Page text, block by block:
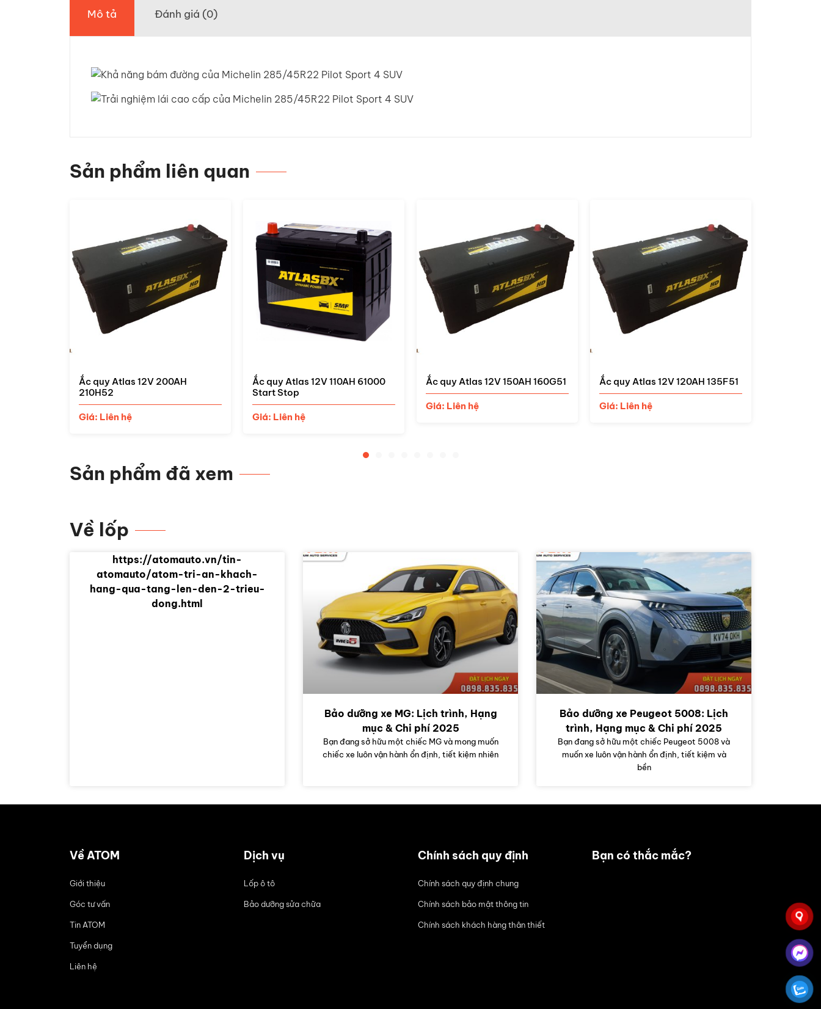
Mô tả Đánh giá (0)
Sản phẩm liên quan
Ắc quy Atlas 12V 110AH 61000
Start Stop
Giá: Liên hệ
Ắc quy Atlas 12V 150AH 160G51
Giá: Liên hệ
Ắc quy Atlas 12V 120AH 135F51
Giá: Liên hệ
Ắc quy Atlas DIN 60038 12V
100AH
Sản phẩm đã xem
Về lốp
https://atomauto.vn/tin-
atomauto/atom-tri-an-khach-
hang-qua-tang-len-den-2-trieu-
dong.html
Bảo dưỡng xe MG: Lịch trình, Hạng
mục & Chi phí 2025
Bạn đang sở hữu một chiếc MG và mong muốn
chiếc xe luôn vận hành ổn định, tiết kiệm nhiên
Bảo dưỡng xe Peugeot 5008: Lịch
trình, Hạng mục & Chi phí 2025
Bạn đang sở hữu một chiếc Peugeot 5008 và
muốn xe luôn vận hành ổn định, tiết kiệm và
bền
Về ATOM
Giới thiệu
Góc tư vấn
Tin ATOM
Tuyển dụng
Liên hệ
Dịch vụ
Lốp ô tô
Bảo dưỡng sửa chữa
Chính sách quy định
Chính sách quy định chung
Chính sách bảo mật thông tin
Chính sách khách hàng thân thiết
Bạn có thắc mắc?